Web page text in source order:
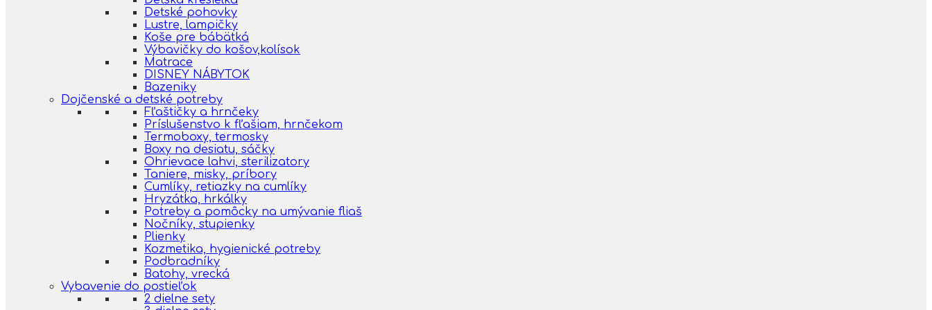
Detské pohovky
Lustre, lampičky
Koše pre bábätká
Výbavičky do košov,kolísok
Matrace
DISNEY NÁBYTOK
Bazeniky
Dojčenské a detské potreby
Fľaštičky a hrnčeky
Príslušenstvo k fľašiam, hrnčekom
Termoboxy, termosky
Boxy na desiatu, sáčky
Ohrievace lahvi, sterilizatory
Taniere, misky, príbory
Cumlíky, retiazky na cumlíky
Hryzátka, hrkálky
Potreby a pomôcky na umývanie fliaš
Nočníky, stupienky
Plienky
Kozmetika, hygienické potreby
Podbradníky
Batohy, vrecká
Vybavenie do postieľok
2 dielne sety